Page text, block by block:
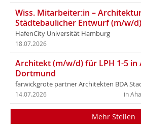
Wiss. Mitarbeiter:in –
Städtebaulicher Entwurf (m/w/d)
HafenCity Universität Hamburg
18.07.2026
Architekt (m/w/d) für LPH 1-5 in
Dortmund
farwickgrote partner Architekten BDA
in
14.07.2026
Mehr Stellen